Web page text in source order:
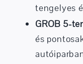
tengelyes
GROB 5-
és